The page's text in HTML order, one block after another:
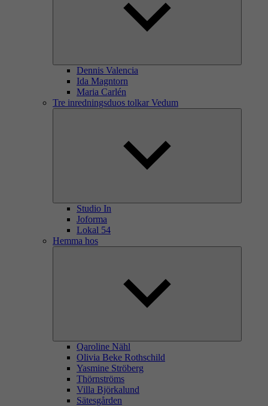
Dennis Valencia
Ida Magntorn
Maria Carlén
Tre inredningsduos tolkar Vedum
Studio In
Joforma
Lokal 54
Hemma hos
Qaroline Nähl
Olivia Beke Rothschild
Yasmine Ströberg
Thörnströms
Villa Björkalund
Sätesgården